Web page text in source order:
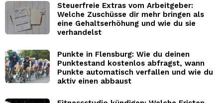
Steuerfreie Extras vom Arbeitgeber:
Welche Zuschüsse dir mehr bringen als
eine Gehaltserhöhung und wie du sie
verhandelst
Punkte in Flensburg: Wie du deinen
Punktestand kostenlos abfragst, wann
Punkte automatisch verfallen und wie du
aktiv einen abbaust